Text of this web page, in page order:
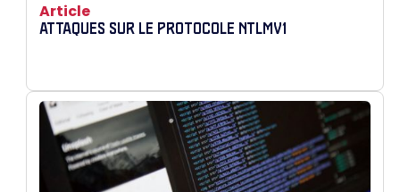
Article
ATTAQUES SUR LE PROTOCOLE NTLMV1